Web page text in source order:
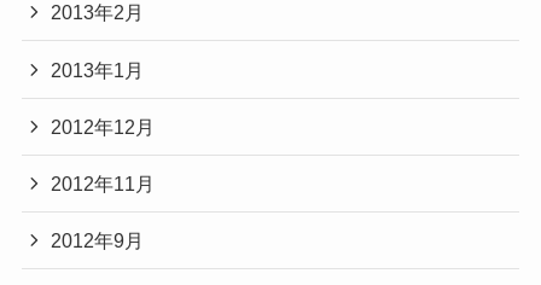
2013年2月
2013年1月
2012年12月
2012年11月
2012年9月